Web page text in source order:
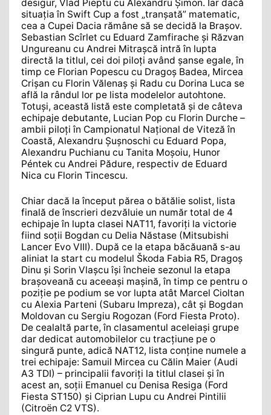
desigur, Vlad Pieptu cu Alexandru Șimon. Iar dacă
situația în Swift Cup a fost „tranșată” matematic,
cea a Cupei Dacia rămâne să se decidă la Brașov.
Sebastian Scîrlet cu Eduard Zamfirache și Răzvan
Ungureanu cu Andrei Mitrașcă intră în lupta
directă la titlul, cei doi piloți având șanse egale, în
timp ce Florian Popescu cu Dragoș Badea, Mircea
Crișan cu Florin Vălenaș și Radu cu Dorina Luca se
află la rândul lor pe lista modelelor autohtone.
Totuși, această listă este completată și de câteva
echipaje debutante, Lucian Pop cu Florin Durche –
ambii piloți în Campionatul Național de Viteză în
Coastă, Alexandru Șușnoschi cu Eduard Popa,
Alexandru Puchianu cu Tanita Moșoiu, Hunor
Péntek cu Andrei Pădure, respectiv de Eduard
Nica cu Florin Tincescu.
Chiar dacă la început părea o bătălie solist, lista
finală de înscrieri dezvăluie un număr total de 4
echipaje în lupta clasei NAT11, favoriți la victorie
fiind soții Bogdan cu Delia Năstase (Mitsubishi
Lancer Evo VIII). După ce la etapa băcăuană s-au
aliniat la start cu modelul Škoda Fabia R5, Dragoș
Dinu și Sorin Vlașcu își încheie sezonul la etapa
brașoveană cu aceeași mașină, în timp ce pentru o
poziție pe podium se vor lupta atât Marcel Cioltan
cu Alexia Parteni (Subaru Impreza), cât și Bogdan
Moldovan cu Sergiu Rogozan (Ford Fiesta Proto).
De cealaltă parte, în clasamentul aceleiași grupe
dar dedicat automobilelor cu tracțiune pe o
singură punte, adică NAT12, lista conține numele a
trei echipaje: Samuil Mircea cu Călin Maier (Audi
A3 TDI) – principalii favoriți la titlul clasei și în
acest an, soții Emanuel cu Denisa Resiga (Ford
Fiesta ST150) și Ciprian Lupu cu Andrei Pintilii
(Citroën C2 VTS).